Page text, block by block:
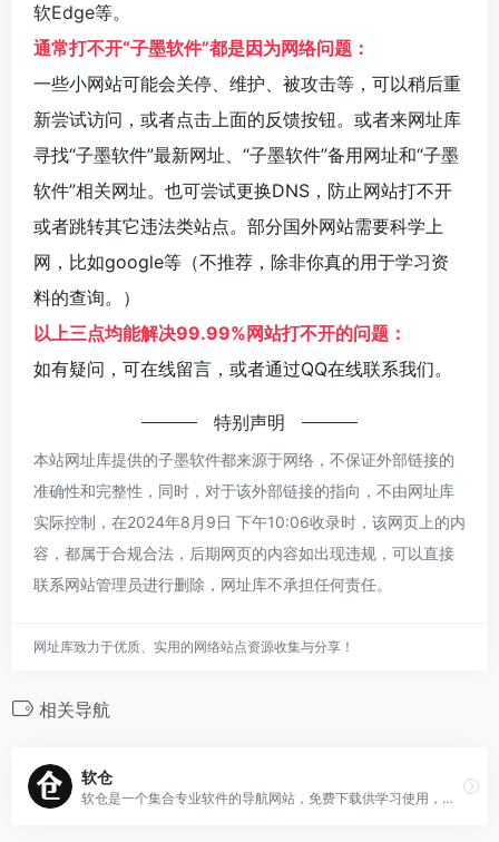
软Edge等。
通常打不开“子墨软件”都是因为网络问题：
一些小网站可能会关停、维护、被攻击等，可以稍后重
新尝试访问，或者点击上面的反馈按钮。或者来网址库
寻找“子墨软件”最新网址、“子墨软件”备用网址和“子墨
软件”相关网址。也可尝试更换DNS，防止网站打不开
或者跳转其它违法类站点。部分国外网站需要科学上
网，比如google等（不推荐，除非你真的用于学习资
料的查询。）
以上三点均能解决99.99%网站打不开的问题：
如有疑问，可在线留言，或者通过QQ在线联系我们。
特别声明
本站网址库提供的子墨软件都来源于网络，不保证外部链接的
准确性和完整性，同时，对于该外部链接的指向，不由网址库
实际控制，在2024年8月9日 下午10:06收录时，该网页上的内
容，都属于合规合法，后期网页的内容如出现违规，可以直接
联系网站管理员进行删除，网址库不承担任何责任。
网址库致力于优质、实用的网络站点资源收集与分享！
相关导航
软仓
软仓是一个集合专业软件的导航网站，免费下载供学习使用，本站承诺无毒无广告，纯公益项目，不以此盈利